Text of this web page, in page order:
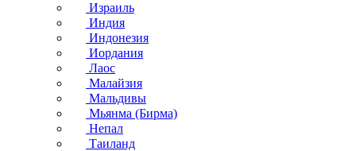
Израиль
Индия
Индонезия
Иордания
Лаос
Малайзия
Мальдивы
Мьянма (Бирма)
Непал
Таиланд